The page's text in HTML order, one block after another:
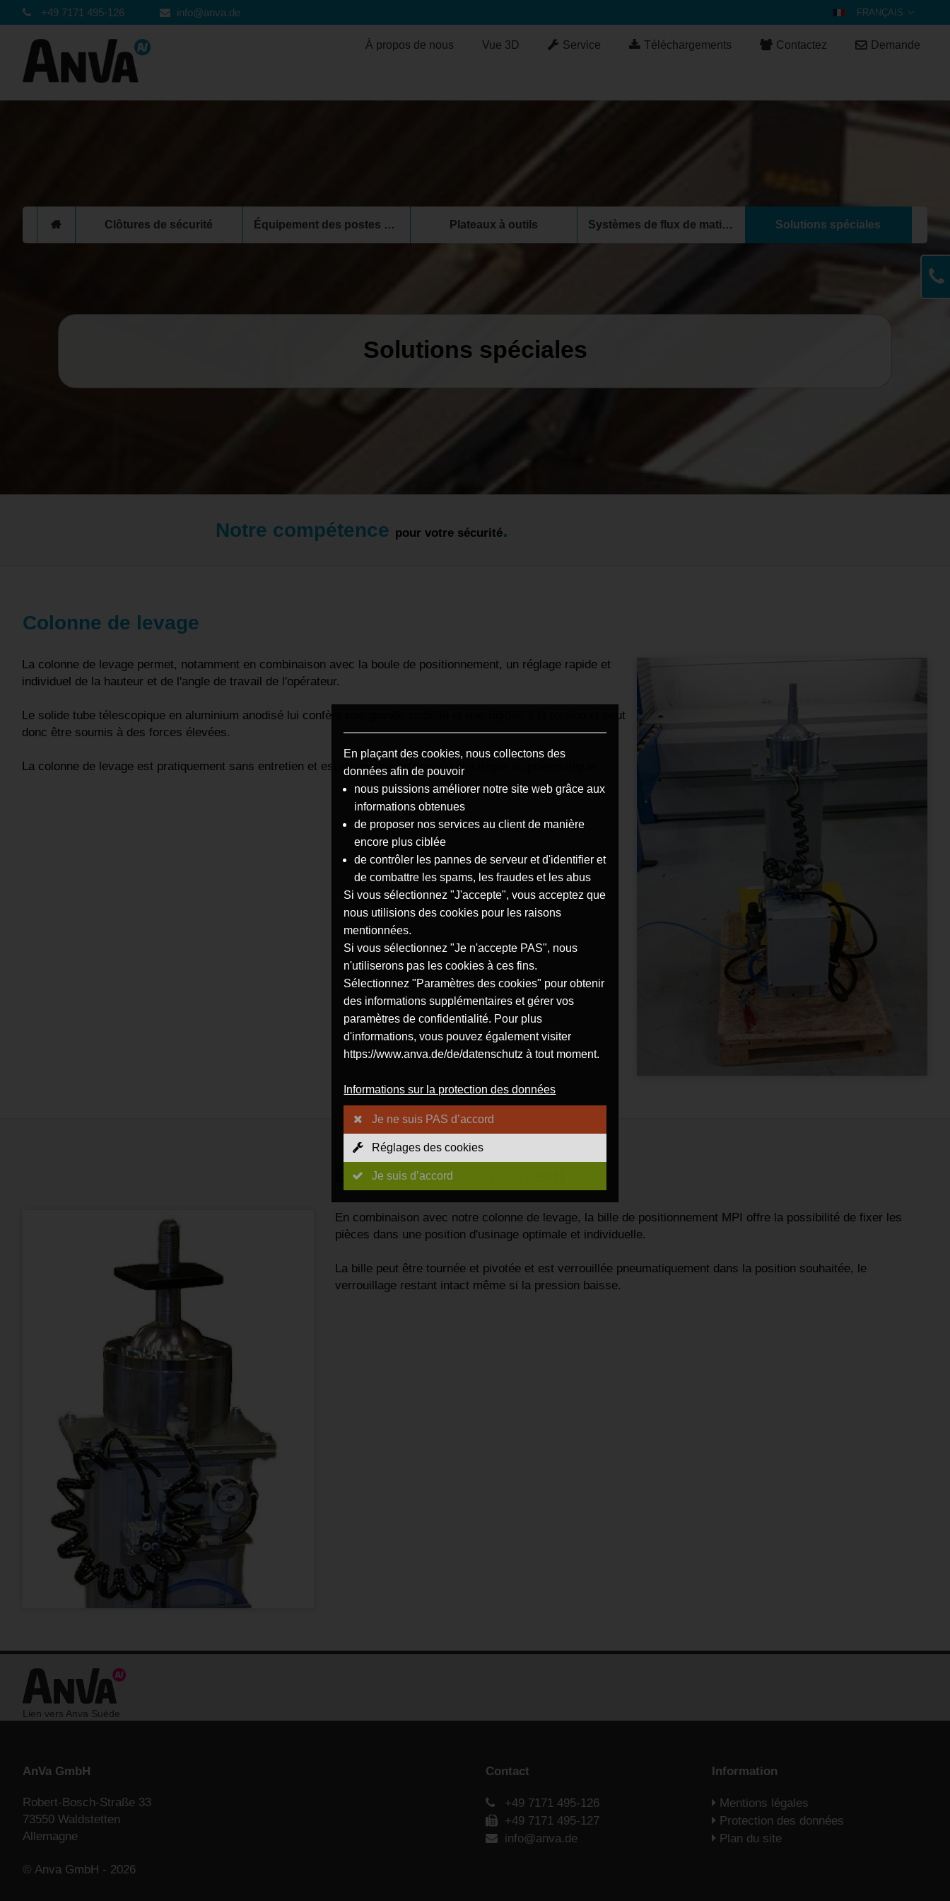
+49 7171 495-126 info@anva.de
POLSKI
FRANÇAIS
中文
ČEŠTINA
À propos de nous Vue 3D Service Téléchargements Contactez Demande
Clôtures de sécurité Équipement des postes de travail Plateaux à outils Systèmes de flux de matières Solutions spéciales
Solutions spéciales
Notre compétence pour votre sécurité.
Colonne de levage
La colonne de levage permet, notamment en combinaison avec la boule de positionnement, un réglage rapide et
individuel de la hauteur et de l'angle de travail de l'opérateur.
Le solide tube télescopique en aluminium anodisé lui confère une grande stabilité et une rigidité à la torsion et peut
donc être soumis à des forces élevées.
La colonne de levage est pratiquement sans entretien et est disponible en version électrique ou pneumatique.
Balle de positionnement
En combinaison avec notre colonne de levage, la bille de positionnement MPI offre la possibilité de fixer les
pièces dans une position d'usinage optimale et individuelle.
La bille peut être tournée et pivotée et est verrouillée pneumatiquement dans la position souhaitée, le
verrouillage restant intact même si la pression baisse.
Lien vers Anva Suède
AnVa GmbH
Robert-Bosch-Straße 33
73550 Waldstetten
Allemagne
Contact
+49 7171 495-126
+49 7171 495-127
info@anva.de
Information
Mentions légales
Protection des données
Plan du site
© Anva GmbH - 2026
En plaçant des cookies, nous collectons des
données afin de pouvoir
nous puissions améliorer notre site web grâce aux
informations obtenues
de proposer nos services au client de manière
encore plus ciblée
de contrôler les pannes de serveur et d'identifier et
de combattre les spams, les fraudes et les abus
Si vous sélectionnez "J'accepte", vous acceptez que
nous utilisions des cookies pour les raisons
mentionnées.
Si vous sélectionnez "Je n'accepte PAS", nous
n'utiliserons pas les cookies à ces fins.
Sélectionnez "Paramètres des cookies" pour obtenir
des informations supplémentaires et gérer vos
paramètres de confidentialité. Pour plus
d'informations, vous pouvez également visiter
https://www.anva.de/de/datenschutz à tout moment.
Informations sur la protection des données
Je ne suis PAS d’accord
Réglages des cookies
Je suis d’accord